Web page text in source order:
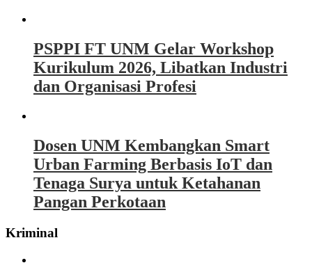
PSPPI FT UNM Gelar Workshop
Kurikulum 2026, Libatkan Industri
dan Organisasi Profesi
Dosen UNM Kembangkan Smart
Urban Farming Berbasis IoT dan
Tenaga Surya untuk Ketahanan
Pangan Perkotaan
Kriminal